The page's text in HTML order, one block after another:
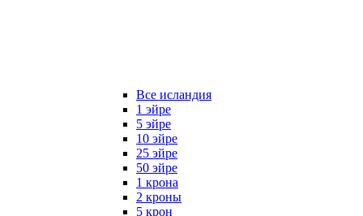
Все исландия
1 эйре
5 эйре
10 эйре
25 эйре
50 эйре
1 крона
2 кроны
5 крон